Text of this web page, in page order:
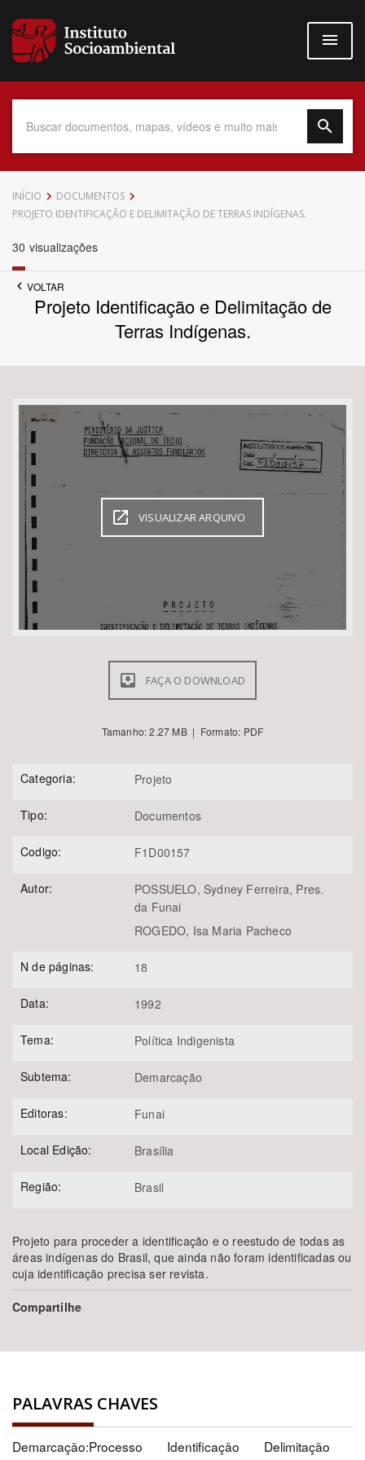
para
conteúdo
Data do Documento
Até
Bioma / Bacia
Tema
Subtema
Área de Levantamento
Área Protegida
BUSCAR
INÍCIO
DOCUMENTOS
PROJETO IDENTIFICAÇÃO E DELIMITAÇÃO DE TERRAS INDÍGENAS.
30 visualizações
VOLTAR
Projeto Identificação e Delimitação de
Terras Indígenas.
VISUALIZAR ARQUIVO
FAÇA O DOWNLOAD
Tamanho: 2.27 MB | Formato: PDF
Categoria: Projeto
Tipo: Documentos
Codigo: F1D00157
Autor:
POSSUELO, Sydney Ferreira, Pres.
da Funai
ROGEDO, Isa Maria Pacheco
N de páginas: 18
Data: 1992
Tema: Política Indigenista
Subtema: Demarcação
Editoras: Funai
Local Edição: Brasília
Região: Brasil
Projeto para proceder a identificação e o reestudo de todas as
áreas indígenas do Brasil, que ainda não foram identificadas ou
cuja identificação precisa ser revista.
Compartilhe
PALAVRAS CHAVES
Demarcação:Processo Identificação Delimitação